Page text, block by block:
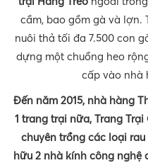
cầm, bao gồm gà và lợn.
nuôi thả tối đa 7.500 con
dựng một chuồng heo
cấp vào nhà
Đến năm 2015, nhà hàng
1 trang trại nữa, Trang
chuyên trồng các loại
hữu 2 nhà kính công nghệ